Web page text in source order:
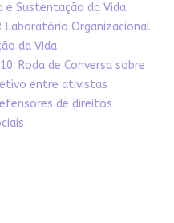
e Sustentação da Vida
Laboratório Organizacional
da Vida
Roda de Conversa sobre
entre ativistas
de direitos